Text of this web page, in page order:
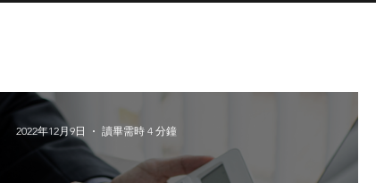
2022年12月9日 讀畢需時 4 分鐘